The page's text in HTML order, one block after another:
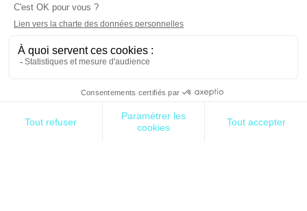
Objectif Client » (2015). Et si vous ne l’avez pas déjà
lu, permettez-moi de vous conseiller de vous
attarder sur le concept du #Me2B.
étape de la conception d’un produit ou d’un
service » continue de gagner en importance.